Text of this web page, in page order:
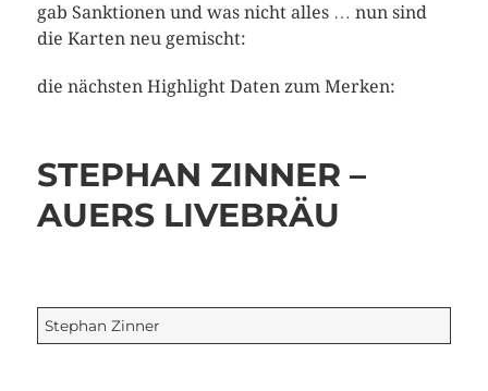
gab Sanktionen und was nicht alles … nun sind
die Karten neu gemischt:
die nächsten Highlight Daten zum Merken:
STEPHAN ZINNER –
AUERS LIVEBRÄU
Stephan Zinner